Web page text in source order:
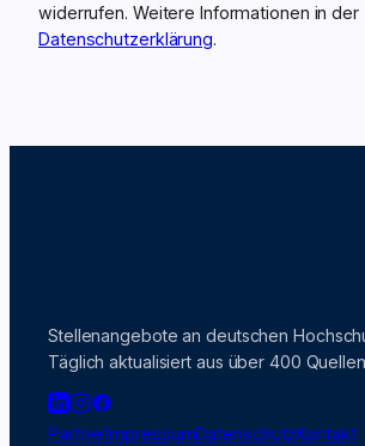
widerrufen. Weitere Informationen in der
Datenschutzerklärung.
Stellenangebote an deutschen
Täglich aktualisiert aus über 400
PartnerImpressumDatenschutzKontakt